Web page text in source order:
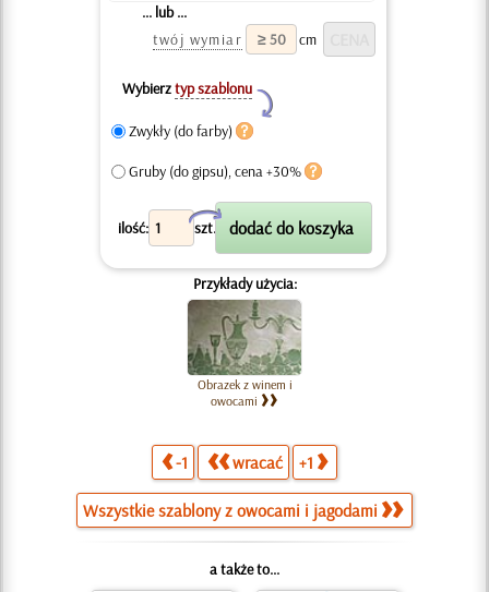
... lub ...
twój wymiar
cm
Wybierztyp szablonu
Y
Zwykły (do farby)
Gruby (do gipsu), cena +30%
ilość: szt.
X
Przykłady użycia:
Obrazek z winem i
owocami
-1 wracać +1
Wszystkie szablony z owocami i jagodami
a także to...